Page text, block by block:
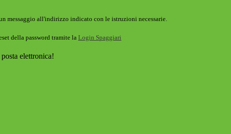
messaggio all'indirizzo indicato con le istruzioni necessarie.
della password tramite la Login Spaggiari
elettronica!